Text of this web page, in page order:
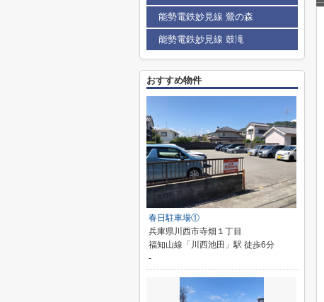
能勢電鉄妙見線 鶯の森
能勢電鉄妙見線 鼓滝
おすすめ物件
春日駐車場①
兵庫県川西市寺畑１丁目
福知山線「川西池田」駅 徒歩6分
-